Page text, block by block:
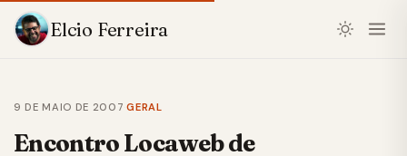
Elcio Ferreira
9 DE MAIO DE 2007 ·GERAL
Encontro Locaweb de